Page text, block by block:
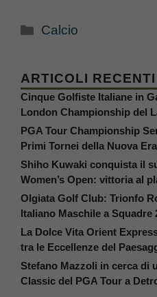
Categorie
Calcio
ARTICOLI RECENTI
Cinque Golfiste Italiane in
London Championship del
PGA Tour Championship
Primi Tornei della Nuova
Shiho Kuwaki conquista il
Women’s Open: vittoria al
Olgiata Golf Club: Trionfo
Italiano Maschile a Squadre
La Dolce Vita Orient
tra le Eccellenze del
Stefano Mazzoli in cerca di
Classic del PGA Tour a